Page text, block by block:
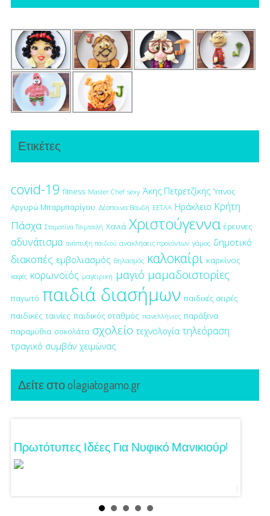
Ετικέτες
covid-19 fitness Master Chef sexy Άκης Πετρετζίκης Ύπνος
Αργυρώ Μπαρμπαρίγου Δέσποινα Βανδή ΕΕΤΑΑ Ηράκλειο Κρήτη
Πάσχα Σταματίνα Τσιμτσιλή Χανιά Χριστούγεννα έρευνες
αδυνάτισμα ανάπτυξη παιδιού ανακλήσεις προϊόντων γάμος δημοτικό
διακοπές εμβολιασμός θηλασμός καλοκαίρι καρκίνος
καφές κορωνοϊός μαγειρική μαγιό μαμαδοιστορίες
παγωτό παιδιά διασήμων παιδικές σειρές
παιδικές ταινίες παιδικός σταθμός πανελλήνιες παράξενα
παραμύθια σοκολάτα σχολείο τεχνολογία τηλεόραση
τραγικό συμβάν χειμώνας
Δείτε στο olagiatogamo.gr
Πρωτότυπες Ιδέες Για Νυφικό Μανικιούρ!